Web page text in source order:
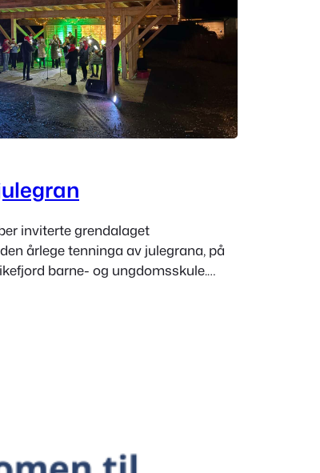
inviterte grendalaget
årlege tenninga av julegrana, på
barne- og ungdomsskule.
spelte varme julesongar og sette